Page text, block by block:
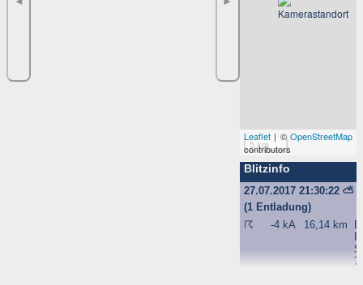
5 km
Leaflet | ©OpenStreetMap
contributors
Blitzinfo
27.07.2017 21:30:22⛅
(1 Entladung)
☈
-4 kA 16,14 km
7